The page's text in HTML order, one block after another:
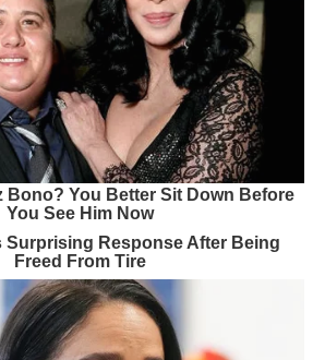
Bono? You Better Sit Down Before
You See Him Now
Surprising Response After Being
Freed From Tire